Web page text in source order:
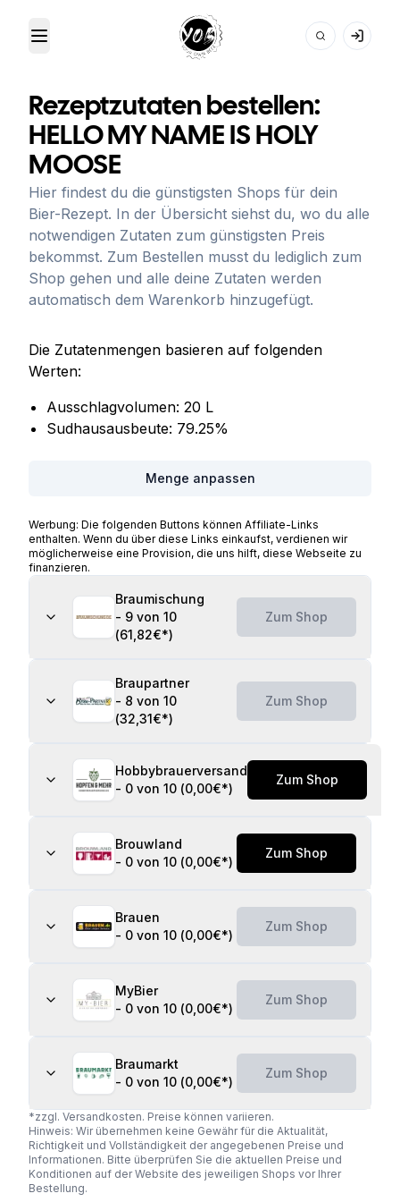
Toggle Menu Your Own Beer
Rezeptzutaten bestellen:
HELLO MY NAME IS HOLY
MOOSE
Hier findest du die günstigsten Shops für dein
Bier-Rezept. In der Übersicht siehst du, wo du alle
notwendigen Zutaten zum günstigsten Preis
bekommst. Zum Bestellen musst du lediglich zum
Shop gehen und alle deine Zutaten werden
automatisch dem Warenkorb hinzugefügt.
Die Zutatenmengen basieren auf folgenden
Werten:
Ausschlagvolumen: 20 L
Sudhausausbeute: 79.25%
Menge anpassen
Werbung: Die folgenden Buttons können Affiliate-Links
enthalten. Wenn du über diese Links einkaufst, verdienen wir
möglicherweise eine Provision, die uns hilft, diese Webseite zu
finanzieren.
Braumischung
- 9 von 10
(61,82€*)
Zum Shop
Braupartner
- 8 von 10
(32,31€*)
Zum Shop
Hobbybrauerversand
- 0 von 10 (0,00€*)
Zum Shop
Brouwland
- 0 von 10 (0,00€*)
Zum Shop
Brauen
- 0 von 10 (0,00€*)
Zum Shop
MyBier
- 0 von 10 (0,00€*)
Zum Shop
Braumarkt
- 0 von 10 (0,00€*)
Zum Shop
*zzgl. Versandkosten. Preise können variieren.
Hinweis: Wir übernehmen keine Gewähr für die Aktualität,
Richtigkeit und Vollständigkeit der angegebenen Preise und
Informationen. Bitte überprüfen Sie die aktuellen Preise und
Konditionen auf der Website des jeweiligen Shops vor Ihrer
Bestellung.